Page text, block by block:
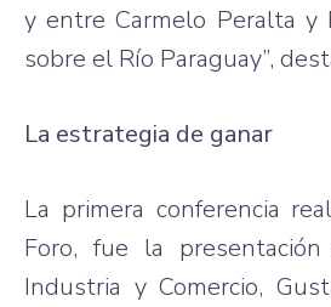
y entre Carmelo Peralta y
sobre el Río Paraguay”,
La estrategia de ganar
La primera conferencia
Foro, fue la
Industria y Comercio,